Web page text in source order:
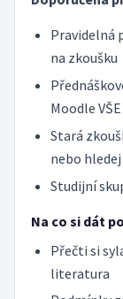
Pravidelná
na zkoušku
Moodle
Stará
nebo hledej
Studijní
Na co si dát
Přečti si
literatura